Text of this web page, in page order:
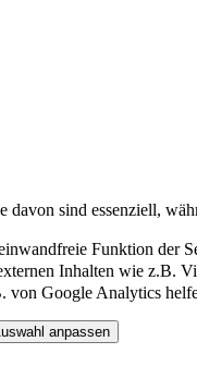
sind essenziell,
Funktion der
Inhalten wie z.B.
Google Analytics
anpassen